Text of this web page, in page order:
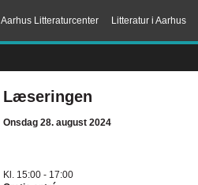
Litteratur i Aarhus
Aarhus Litteraturcenter
Læseringen
Onsdag 28. august 2024
Kl. 15:00 - 17:00